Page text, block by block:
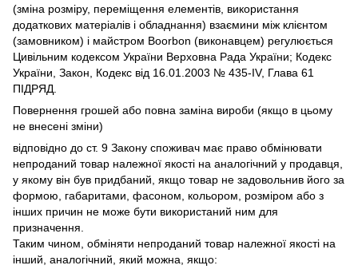
(зміна розміру, переміщення елементів, використання
додаткових матеріалів і обладнання) взаємини між клієнтом
(замовником) і майстром Boorbon (виконавцем) регулюється
Цивільним кодексом України Верховна Рада України; Кодекс
України, Закон, Кодекс від 16.01.2003 № 435-IV, Глава 61
ПІДРЯД.
Повернення грошей або повна заміна вироби (якщо в цьому
не внесені зміни)
відповідно до ст. 9 Закону споживач має право обмінювати
непроданий товар належної якості на аналогічний у продавця,
у якому він був придбаний, якщо товар не задовольнив його за
формою, габаритами, фасоном, кольором, розміром або з
інших причин не може бути використаний ним для
призначення.
Таким чином, обміняти непроданий товар належної якості на
інший, аналогічний, який можна, якщо: